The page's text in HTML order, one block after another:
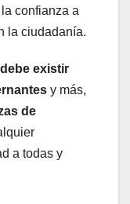
confianza a
la ciudadanía.
existir
y más,
de
a todas y